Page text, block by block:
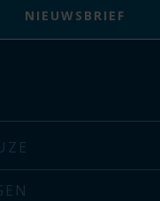
NIEUWSBRIEF